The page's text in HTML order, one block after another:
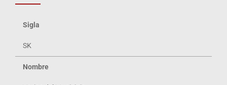
Sigla
SK
Nombre